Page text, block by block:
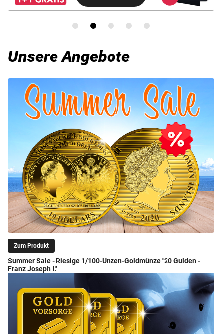
Unsere Angebote
Zum Produkt
Summer Sale - Riesige 1/100-Unzen-Goldmünze "20 Gulden -
Franz Joseph I."